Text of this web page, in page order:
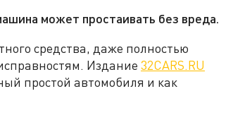
может простаивать без вреда.
средства, даже полностью
Издание 32CARS.RU
простой автомобиля и как